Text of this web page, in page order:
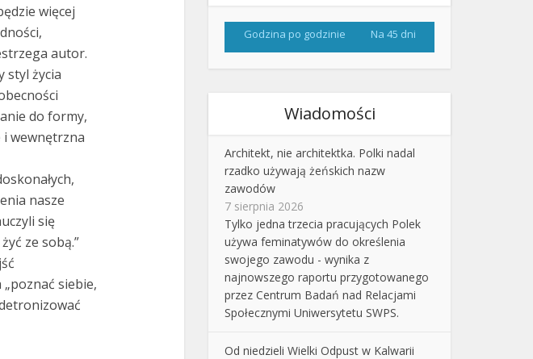
więcej
autor.
styl życia
do formy,
wewnętrzna
nasze
się
ze sobą.”
siebie,
Godzina po godzinie Na 45 dni
Wiadomości
Architekt, nie architektka. Polki nadal
rzadko używają żeńskich nazw
zawodów
7 sierpnia 2026
Tylko jedna trzecia pracujących Polek
używa feminatywów do określenia
swojego zawodu - wynika z
najnowszego raportu przygotowanego
przez Centrum Badań nad Relacjami
Społecznymi Uniwersytetu SWPS.
Od niedzieli Wielki Odpust w Kalwarii